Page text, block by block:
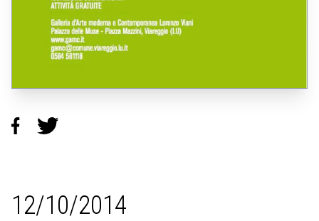
12/10/2014